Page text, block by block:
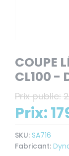
COUPE
CL100 -
Prix public:
Prix:
SKU: SA716
Fabricant: